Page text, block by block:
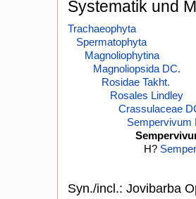
Systematik und
Trachaeophyta
Spermatophyta
Magnoliophytina
Magnoliopsida DC.
Rosidae Takht.
Rosales Lindley
Crassulaceae
Sempervivum
H?
Syn./incl.: Jovibarba